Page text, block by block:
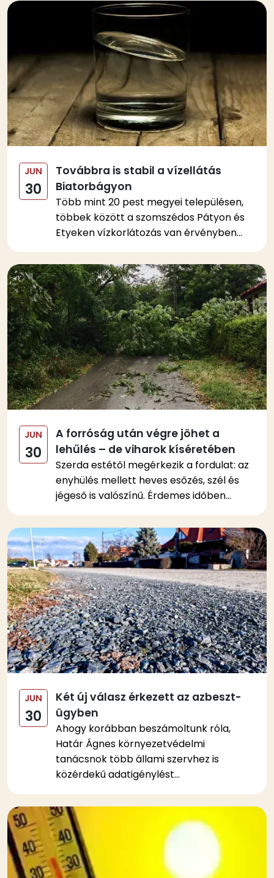
Kép
JUN
30
Továbbra is stabil a vízellátás
Biatorbágyon
Több mint 20 pest megyei településen,
többek között a szomszédos Pátyon és
Etyeken vízkorlátozás van érvényben...
Kép
JUN
30
A forróság után végre jöhet a
lehűlés – de viharok kíséretében
Szerda estétől megérkezik a fordulat: az
enyhülés mellett heves esőzés, szél és
jégeső is valószínű. Érdemes időben...
Kép
JUN
30
Két új válasz érkezett az azbeszt-
ügyben
Ahogy korábban beszámoltunk róla,
Határ Ágnes környezetvédelmi
tanácsnok több állami szervhez is
közérdekű adatigénylést...
Kép